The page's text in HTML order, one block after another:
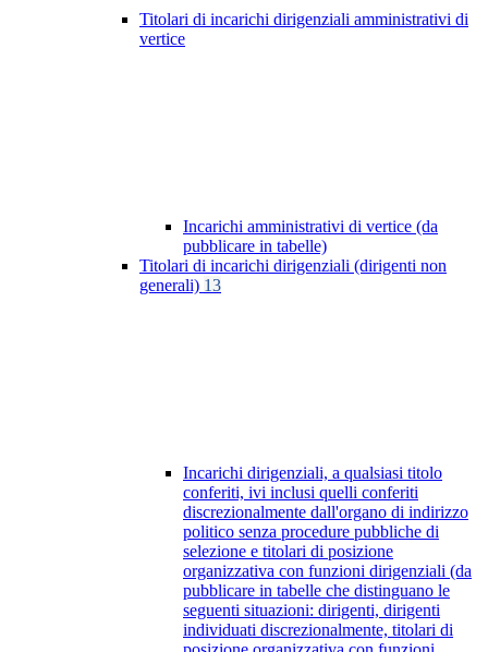
Titolari di incarichi dirigenziali amministrativi di
vertice
Incarichi amministrativi di vertice (da
pubblicare in tabelle)
Titolari di incarichi dirigenziali (dirigenti non
generali) 13
Incarichi dirigenziali, a qualsiasi titolo
conferiti, ivi inclusi quelli conferiti
discrezionalmente dall'organo di indirizzo
politico senza procedure pubbliche di
selezione e titolari di posizione
organizzativa con funzioni dirigenziali (da
pubblicare in tabelle che distinguano le
seguenti situazioni: dirigenti, dirigenti
individuati discrezionalmente, titolari di